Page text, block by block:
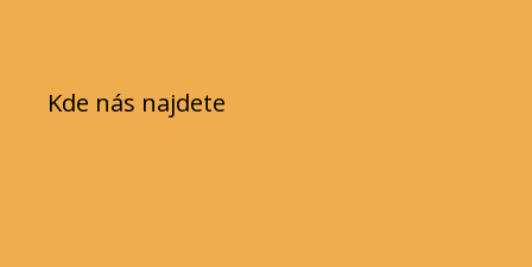
Kde nás najdete